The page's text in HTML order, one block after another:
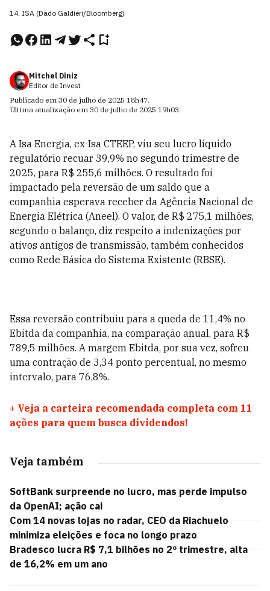
14. ISA (Dado Galdieri/Bloomberg)
Mitchel Diniz
Editor de Invest
Publicado em 30 de julho de 2025 18h47.
Última atualização em 30 de julho de 2025 19h03.
A Isa Energia, ex-Isa CTEEP, viu seu lucro líquido
regulatório recuar 39,9% no segundo trimestre de
2025, para R$ 255,6 milhões. O resultado foi
impactado pela reversão de um saldo que a
companhia esperava receber da Agência Nacional de
Energia Elétrica (Aneel). O valor, de R$ 275,1 milhões,
segundo o balanço, diz respeito a indenizações por
ativos antigos de transmissão, também conhecidos
como Rede Básica do Sistema Existente (RBSE).
Essa reversão contribuiu para a queda de 11,4% no
Ebitda da companhia, na comparação anual, para R$
789,5 milhões. A margem Ebitda, por sua vez, sofreu
uma contração de 3,34 ponto percentual, no mesmo
intervalo, para 76,8%.
+ Veja a carteira recomendada completa com 11
ações para quem busca dividendos!
Veja também
SoftBank surpreende no lucro, mas perde impulso
da OpenAI; ação cai
Com 14 novas lojas no radar, CEO da Riachuelo
minimiza eleições e foca no longo prazo
Bradesco lucra R$ 7,1 bilhões no 2º trimestre, alta
de 16,2% em um ano